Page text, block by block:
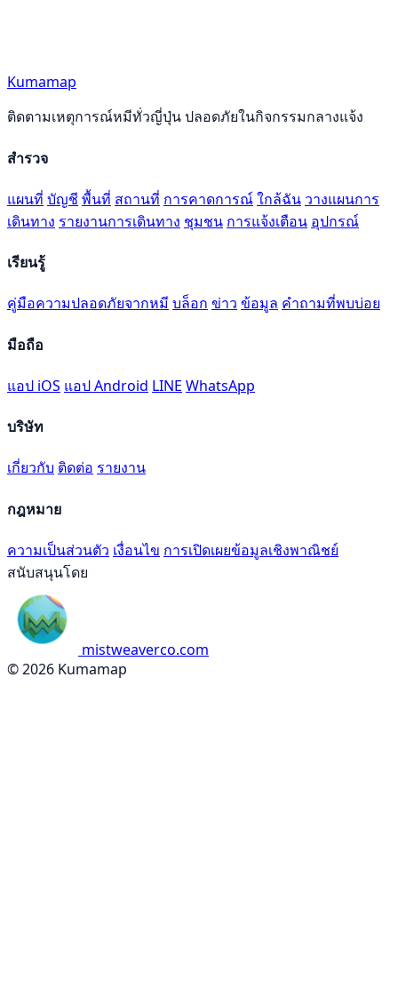
Kumamap
ติดตามเหตุการณ์หมีทั่วญี่ปุ่น ปลอดภัยในกิจกรรมกลางแจ้ง
สำรวจ
แผนที่ บัญชี พื้นที่ สถานที่ การคาดการณ์ใกล้ฉัน วางแผนการ
เดินทาง รายงานการเดินทาง ชุมชน การแจ้งเตือน อุปกรณ์
เรียนรู้
คู่มือความปลอดภัยจากหมี บล็อก ข่าว ข้อมูล คำถามที่พบบ่อย
มือถือ
แอป iOS แอป Android LINE WhatsApp
บริษัท
เกี่ยวกับ ติดต่อ รายงาน
กฎหมาย
ความเป็นส่วนตัว เงื่อนไข การเปิดเผยข้อมูลเชิงพาณิชย์
สนับสนุนโดย
mistweaverco.com
© 2026 Kumamap